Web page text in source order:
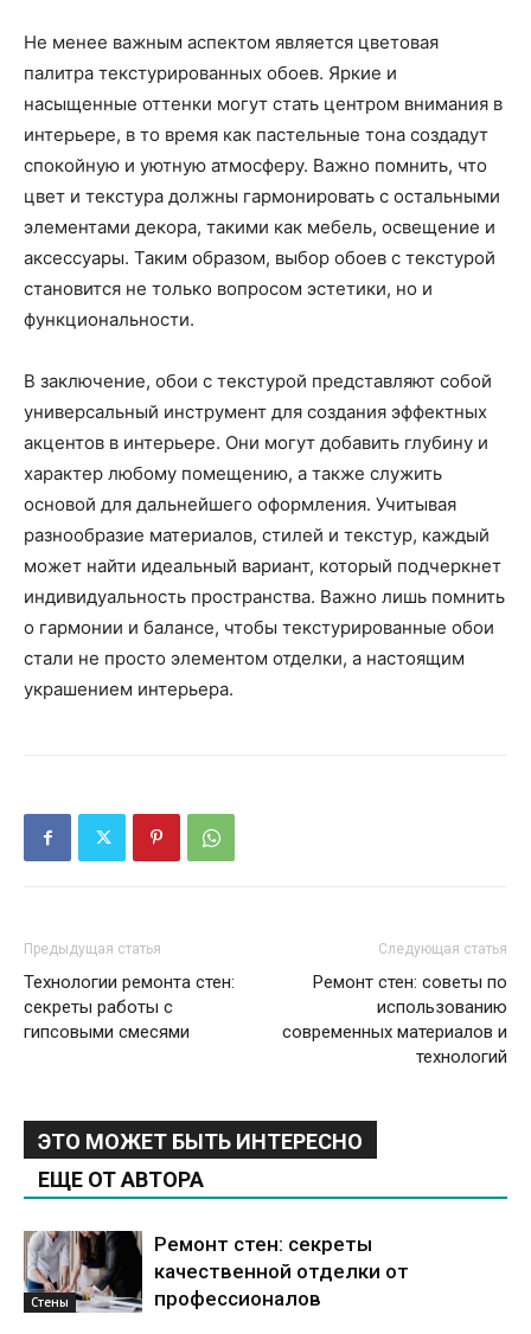
Не менее важным аспектом является цветовая
палитра текстурированных обоев. Яркие и
насыщенные оттенки могут стать центром внимания в
интерьере, в то время как пастельные тона создадут
спокойную и уютную атмосферу. Важно помнить, что
цвет и текстура должны гармонировать с остальными
элементами декора, такими как мебель, освещение и
аксессуары. Таким образом, выбор обоев с текстурой
становится не только вопросом эстетики, но и
функциональности.
В заключение, обои с текстурой представляют собой
универсальный инструмент для создания эффектных
акцентов в интерьере. Они могут добавить глубину и
характер любому помещению, а также служить
основой для дальнейшего оформления. Учитывая
разнообразие материалов, стилей и текстур, каждый
может найти идеальный вариант, который подчеркнет
индивидуальность пространства. Важно лишь помнить
о гармонии и балансе, чтобы текстурированные обои
стали не просто элементом отделки, а настоящим
украшением интерьера.
Предыдущая статья
Технологии ремонта стен:
секреты работы с
гипсовыми смесями
Следующая статья
Ремонт стен: советы по
использованию
современных материалов и
технологий
ЭТО МОЖЕТ БЫТЬ ИНТЕРЕСНО
ЕЩЕ ОТ АВТОРА
Стены
Ремонт стен: секреты
качественной отделки от
профессионалов